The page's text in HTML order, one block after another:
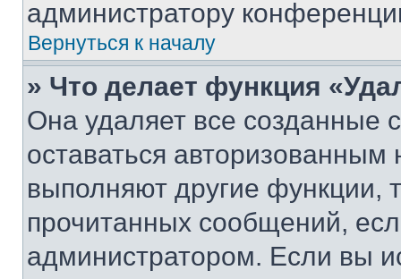
администратору
Вернуться к началу
» Что делает функция
Она удаляет все созданные
оставаться
выполняют другие функции,
прочитанных сообщений,
администратором. Если вы